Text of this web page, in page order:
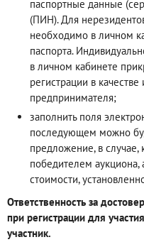
паспортные данные
(ПИН). Для
необходимо в личном
паспорта.
в личном кабинете
регистрации в
предпринимателя;
заполнить поля
последующем можно
предложение, в случае,
победителем аукциона,
стоимости,
Ответственность за
при регистрации для
участник.